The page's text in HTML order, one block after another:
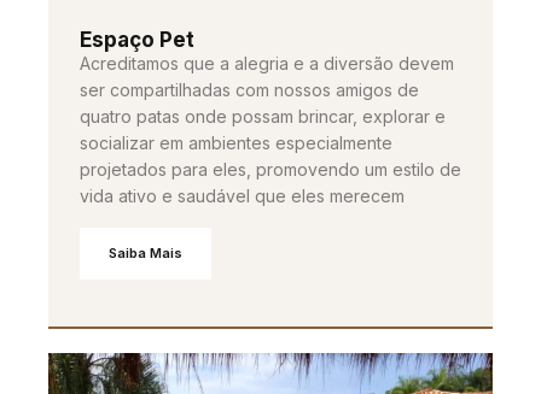
Espaço Pet
Acreditamos que a alegria e a diversão devem
ser compartilhadas com nossos amigos de
quatro patas onde possam brincar, explorar e
socializar em ambientes especialmente
projetados para eles, promovendo um estilo de
vida ativo e saudável que eles merecem
Saiba Mais